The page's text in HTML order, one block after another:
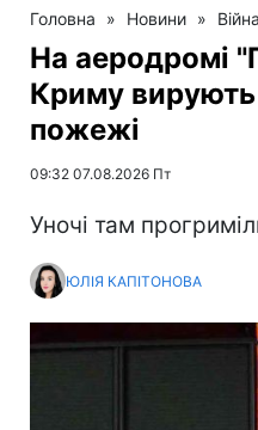
Головна » Новини »
На аеродромі
Криму
пожежі
09:32 07.08.2026 Пт
Уночі там
ЮЛІЯ КАПІТОНОВА